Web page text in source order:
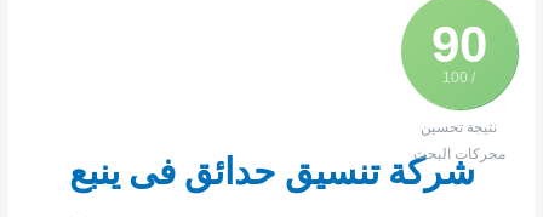
90
/ 100
نتيجة تحسين
محركات البحث
شركة تنسيق حدائق فى ينبع